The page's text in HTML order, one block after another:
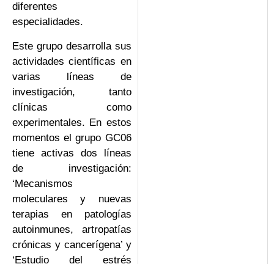
diferentes
especialidades.
Este grupo desarrolla sus
actividades científicas en
varias líneas de
investigación, tanto
clínicas como
experimentales. En estos
momentos el grupo GC06
tiene activas dos líneas
de investigación:
‘Mecanismos
moleculares y nuevas
terapias en patologías
autoinmunes, artropatías
crónicas y cancerígena’ y
‘Estudio del estrés